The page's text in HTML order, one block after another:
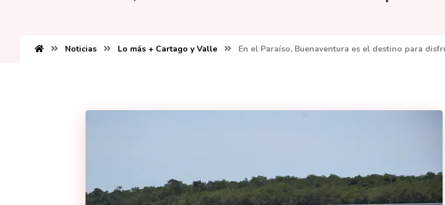
Noticias Lo más + Cartago y Valle En el Paraíso, Buenaventura es el destino para